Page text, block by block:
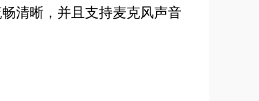
清晰，并且支持麦克风声音